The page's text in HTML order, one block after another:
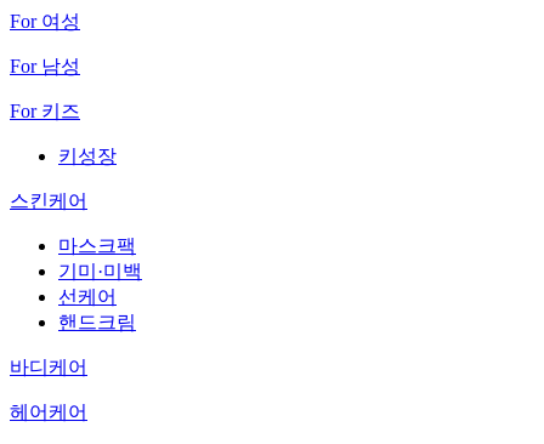
For 여성
For 남성
For 키즈
키성장
스킨케어
마스크팩
기미·미백
선케어
핸드크림
바디케어
헤어케어